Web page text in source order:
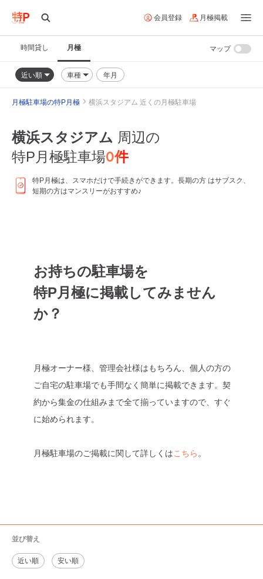
会員登録 月極掲載
時間貸し 月極
近い順 車種 年月
マップ
月極駐車場の特P月極 横浜スタジアム 近くの月極駐車場
横浜スタジアム 周辺の
特P月極駐車場0件
特P月極は、スマホだけで手続きができます。長期の方 はサブスク、
短期の方はマンスリーがおすすめ♪
お持ちの駐車場を
特P月極に掲載してみません
か？
月極オーナー様、管理会社様はもちろん、個人の方の
ご自宅の駐車場でも手間なく簡単に掲載できます。契
約から集金の仕組みまで全て揃っていますので、すぐ
に始められます。
月極駐車場のご掲載に関して詳しくはこちら 。
並び替え
近い順 安い順